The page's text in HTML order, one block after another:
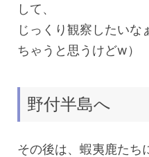
して、
じっくり観察したい
ちゃうと思うけどw）
野付半島へ
その後は、蝦夷鹿たち